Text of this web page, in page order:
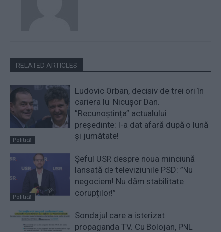
RELATED ARTICLES
Politică
Ludovic Orban, decisiv de trei ori în
cariera lui Nicușor Dan.
”Recunoștința” actualului
președinte: l-a dat afară după o lună
și jumătate!
Politică
Șeful USR despre noua minciună
lansată de televiziunile PSD: ”Nu
negociem! Nu dăm stabilitate
corupților!”
Sondajul care a isterizat
propaganda TV. Cu Bolojan, PNL